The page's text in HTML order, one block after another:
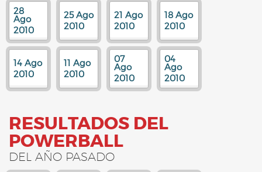
28
Ago
2010
25 Ago
2010
21 Ago
2010
18 Ago
2010
14 Ago
2010
11 Ago
2010
07
Ago
2010
04
Ago
2010
RESULTADOS DEL
POWERBALL
DEL AÑO PASADO